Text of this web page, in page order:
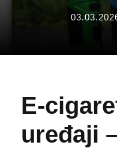
E-
uređaji